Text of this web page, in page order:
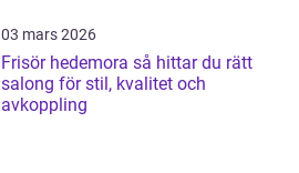
03 mars 2026
Frisör hedemora så hittar du rätt
salong för stil, kvalitet och
avkoppling